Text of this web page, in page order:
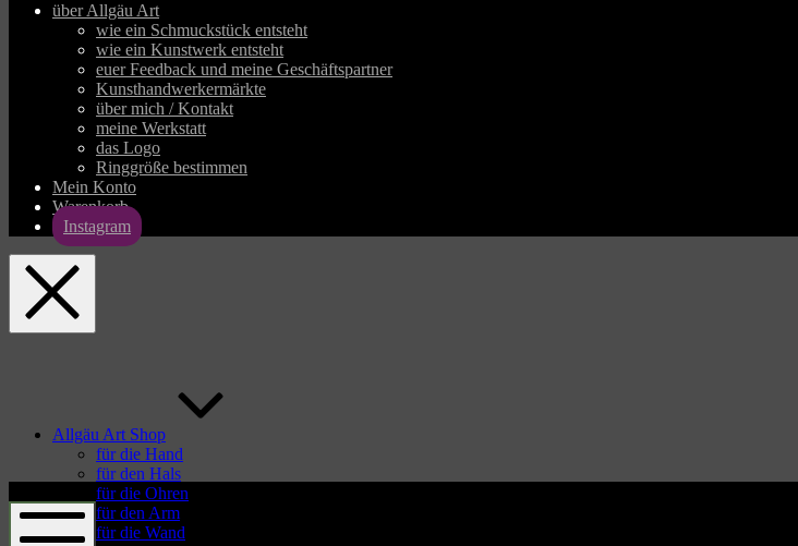
über Allgäu Art
wie ein Schmuckstück entsteht
wie ein Kunstwerk entsteht
euer Feedback und meine Geschäftspartner
Kunsthandwerkermärkte
über mich / Kontakt
meine Werkstatt
das Logo
Ringgröße bestimmen
Mein Konto
Warenkorb
Instagram
Allgäu Art Shop
für die Hand
für den Hals
für die Ohren
für den Arm
für die Wand
art.com